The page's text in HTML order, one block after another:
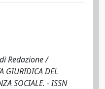
Redazione /
GIURIDICA DEL
SOCIALE. - ISSN